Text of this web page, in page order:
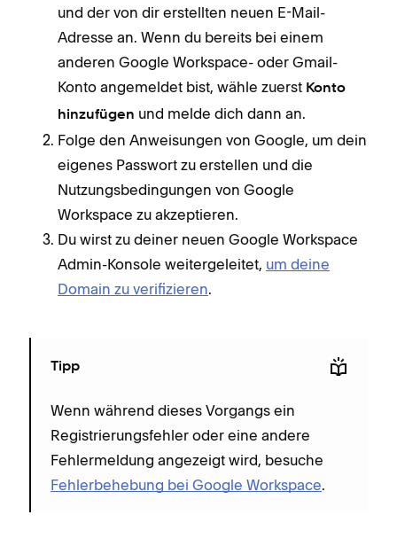
und der von dir erstellten neuen E-Mail-
Adresse an. Wenn du bereits bei einem
anderen Google Workspace- oder Gmail-
Konto angemeldet bist, wähle zuerst Konto
hinzufügen und melde dich dann an.
Folge den Anweisungen von Google, um dein
eigenes Passwort zu erstellen und die
Nutzungsbedingungen von Google
Workspace zu akzeptieren.
Du wirst zu deiner neuen Google Workspace
Admin-Konsole weitergeleitet, um deine
Domain zu verifizieren.
Tipp
Wenn während dieses Vorgangs ein
Registrierungsfehler oder eine andere
Fehlermeldung angezeigt wird, besuche
Fehlerbehebung bei Google Workspace.